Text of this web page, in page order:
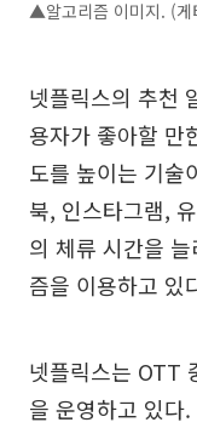
▲알고리즘 이미지. (게
넷플릭스의 추천
용자가 좋아할 만
도를 높이는 기술
북, 인스타그램,
의 체류 시간을
즘을 이용하고 있
넷플릭스는 OTT
을 운영하고 있다